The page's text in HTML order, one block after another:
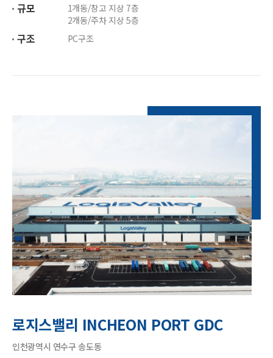
규모
1개동/창고 지상 7층
2개동/주차 지상 5층
구조 PC구조
로지스밸리 INCHEON PORT GDC
인천광역시 연수구 송도동